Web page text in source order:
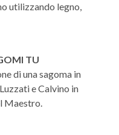
utilizzando legno,
TU
di una sagoma in
e Calvino in
Maestro.